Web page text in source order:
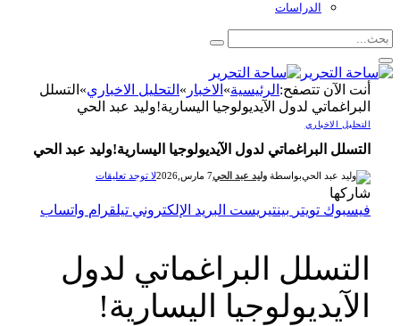
الدراسات
أنت الآن تتصفح:الرئيسية»الاخبار» التحليل الاخباري»التسلل
البراغماتي لدول الآيديولوجيا اليسارية!وليد عبد الحي
التحليل الاخباري
التسلل البراغماتي لدول الآيديولوجيا اليسارية!وليد عبد الحي
بواسطة وليد عبد الحي7 مارس,2026 لا توجد تعليقات
شاركها
فيسبوك تويتر بينتيريست البريد الإلكتروني تيلقرام واتساب
التسلل البراغماتي لدول
الآيديولوجيا اليسارية!